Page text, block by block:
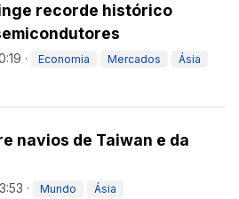
recorde histórico
· Economia Mercados Ásia
navios de Taiwan e da
· Mundo Ásia